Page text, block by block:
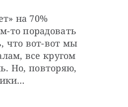
на 70%
то порадовать
что вот-вот мы
все кругом
Но, повторяю,